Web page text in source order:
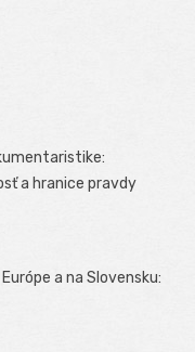
a hranice pravdy
a na Slovensku: